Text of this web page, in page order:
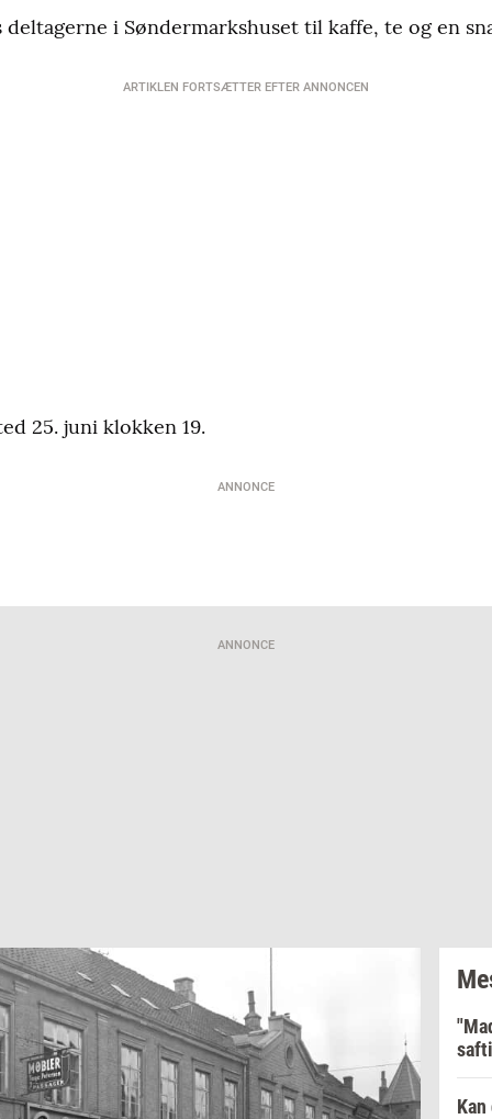
i Søndermarkshuset til kaffe, te og en
ARTIKLEN FORTSÆTTER EFTER ANNONCEN
25. juni klokken 19.
ANNONCE
ANNONCE